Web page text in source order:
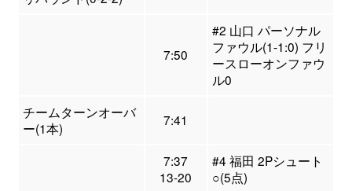
7:50
#2 山口 パーソナル
ファウル(1-1:0) フリ
ースローオンファウ
ル0
チームターンオーバ
ー(1本)
7:41
7:37
13-20
#4 福田 2Pシュート
○(5点)